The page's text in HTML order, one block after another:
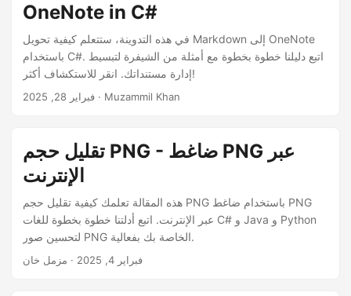
OneNote in C#
في هذه التدوينة، ستتعلم كيفية تحويل Markdown إلى OneNote
باستخدام C#. اتبع دليلنا خطوة بخطوة مع أمثلة من الشيفرة لتبسيط
إدارة مستنداتك. انقر للاستكشاف أكثر!
فبراير 28, 2025 · Muzammil Khan
تقليل حجم PNG - ضاغط PNG عبر
الإنترنت
هذه المقالة تعلمك كيفية تقليل حجم PNG باستخدام ضاغط PNG
عبر الإنترنت. اتبع أدلتنا خطوة بخطوة للغات C# و Java و Python
لتحسين صور PNG الخاصة بك بفعالية.
فبراير 4, 2025 · مزمل خان